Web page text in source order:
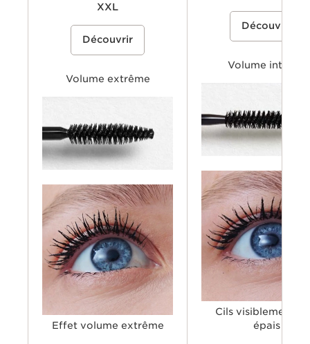
XXL
Un mascara volumateur qui offre des
cils ultra-dimensionnés et un volume
%{Product=80099349 price}%
Découvrir
Volume extrême
Effet volume extrême
Un mascara soin qui offre un
double volume et crée un
%{Product=80011669
Découvrir
Volume intense
Cils visiblement
épais